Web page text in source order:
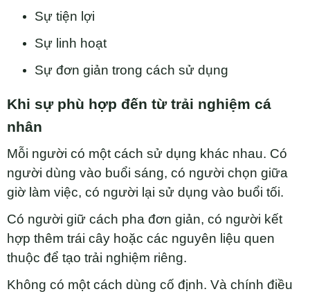
Sự tiện lợi
Sự linh hoạt
Sự đơn giản trong cách sử dụng
Khi sự phù hợp đến từ trải nghiệm cá
nhân
Mỗi người có một cách sử dụng khác nhau. Có
người dùng vào buổi sáng, có người chọn giữa
giờ làm việc, có người lại sử dụng vào buổi tối.
Có người giữ cách pha đơn giản, có người kết
hợp thêm trái cây hoặc các nguyên liệu quen
thuộc để tạo trải nghiệm riêng.
Không có một cách dùng cố định. Và chính điều